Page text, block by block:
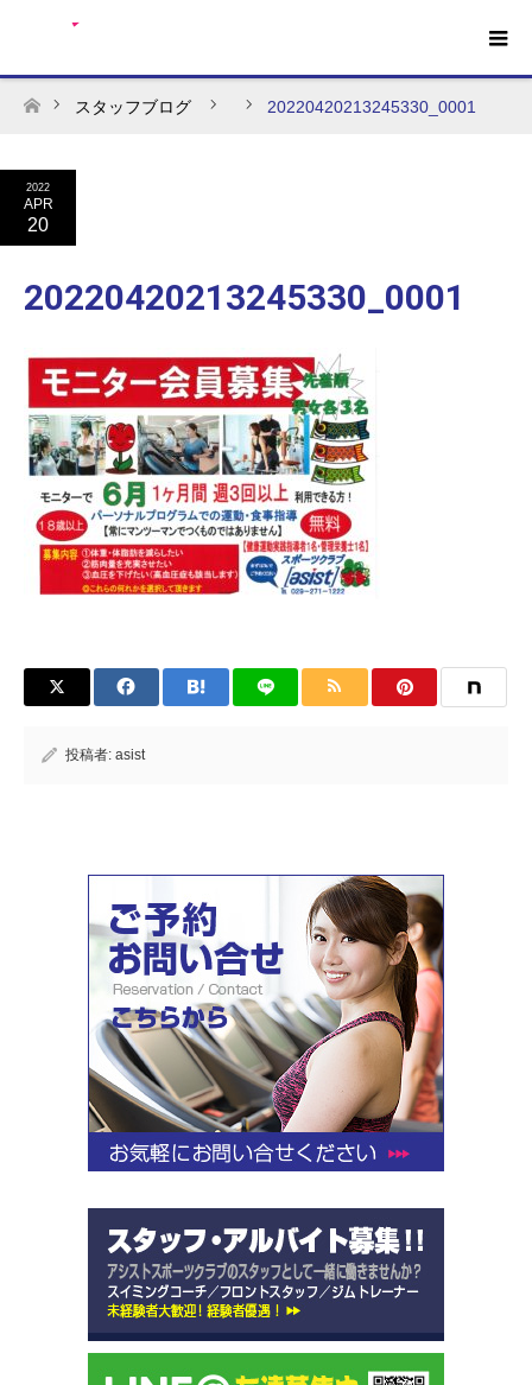
ホーム
スタッフブログ 20220420213245330_0001
2022
APR
20
20220420213245330_0001
投稿者: asist